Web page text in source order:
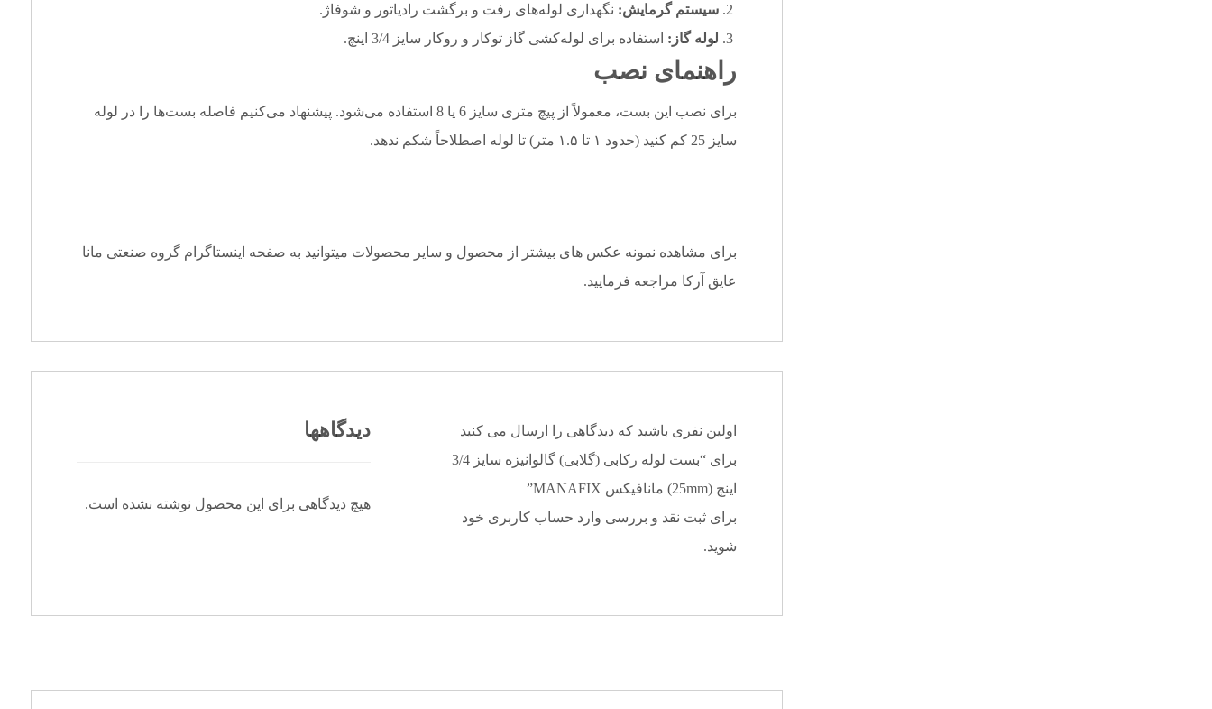
سیستم گرمایش: نگهداری لوله‌های رفت و برگشت رادیاتور و شوفاژ.
لوله گاز: استفاده برای لوله‌کشی گاز توکار و روکار سایز 3/4 اینچ.
راهنمای نصب
برای نصب این بست، معمولاً از پیچ متری سایز 6 یا 8 استفاده می‌شود. پیشنهاد می‌کنیم فاصله بست‌ها را در لوله
سایز 25 کم کنید (حدود ۱ تا ۱.۵ متر) تا لوله اصطلاحاً شکم ندهد.
برای مشاهده نمونه عکس های بیشتر از محصول و سایر محصولات میتوانید به صفحه اینستاگرام گروه صنعتی مانا
عایق آرکا مراجعه فرمایید.
دیدگاهها
هیچ دیدگاهی برای این محصول نوشته نشده است.
اولین نفری باشید که دیدگاهی را ارسال می کنید
برای “بست لوله رکابی (گلابی) گالوانیزه سایز 3/4
اینچ (25mm) مانافیکس MANAFIX”
برای ثبت نقد و بررسی وارد حساب کاربری خود
شوید.